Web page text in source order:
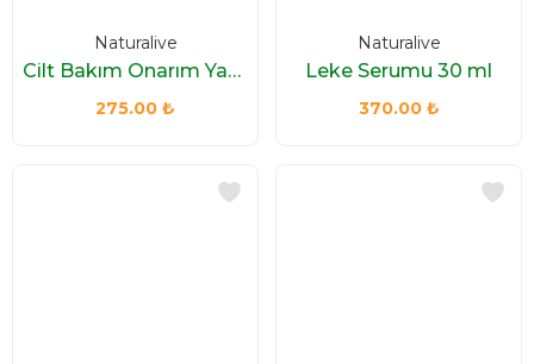
Cilt Bakım Onarım Yağı 50 ml
Naturalive
275.00 ₺
Leke Serumu 30 ml
Naturalive
370.00 ₺